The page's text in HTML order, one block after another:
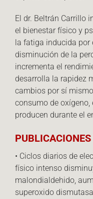
El dr. Beltrán Carrillo
el bienestar físico y
la fatiga inducida por
disminución de la
incrementa el
desarrolla la rapidez
cambios por sí
consumo de oxígeno,
producen durante el
• Ciclos diarios de
físico intenso
malondialdehido,
superoxido